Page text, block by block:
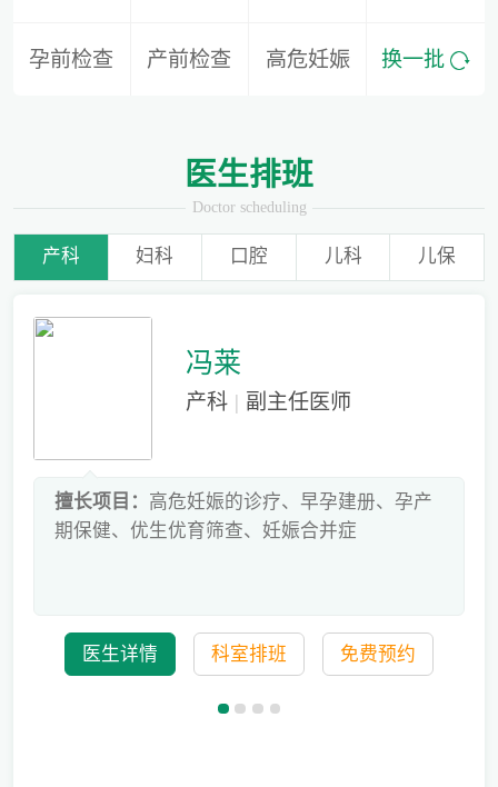
孕前检查 产前检查 高危妊娠 换一批
医生排班
Doctor scheduling
产科 妇科 口腔 儿科 儿保
冯莱
产科 | 副主任医师
擅长项目： 高危妊娠的诊疗、早孕建册、孕产
期保健、优生优育筛查、妊娠合并症
医生详情 科室排班 免费预约